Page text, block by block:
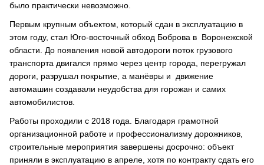
было практически невозможно.
Первым крупным объектом, который сдан в эксплуатацию в
этом году, стал Юго-восточный обход Боброва в Воронежской
области. До появления новой автодороги поток грузового
транспорта двигался прямо через центр города, перегружал
дороги, разрушал покрытие, а манёвры и движение
автомашин создавали неудобства для горожан и самих
автомобилистов.
Работы проходили с 2018 года. Благодаря грамотной
организационной работе и профессионализму дорожников,
строительные мероприятия завершены досрочно: объект
приняли в эксплуатацию в апреле, хотя по контракту сдать его